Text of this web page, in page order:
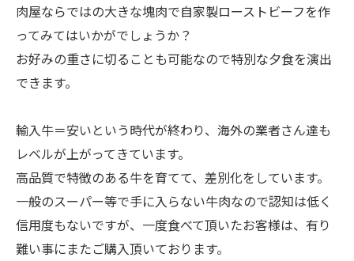
肉屋ならではの大きな塊肉で自家製ローストビーフを作
ってみてはいかがでしょうか？
お好みの重さに切ることも可能なので特別な夕食を演出
できます。
輸入牛＝安いという時代が終わり、海外の業者さん達も
レベルが上がってきています。
高品質で特徴のある牛を育てて、差別化をしています。
一般のスーパー等で手に入らない牛肉なので認知は低く
信用度もないですが、一度食べて頂いたお客様は、有り
難い事にまたご購入頂いております。